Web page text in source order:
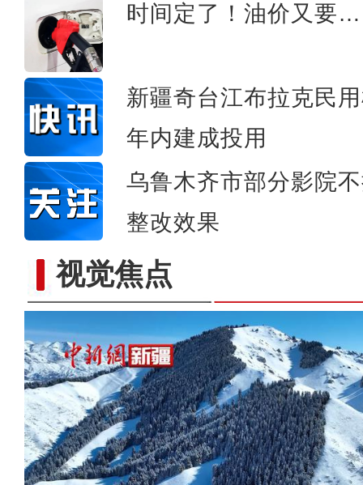
时间定了！油价又要
新疆奇台江布拉克民
年内建成投用
乌鲁木齐市部分影院
整改效果
视觉焦点新疆乌什县：多个固定资